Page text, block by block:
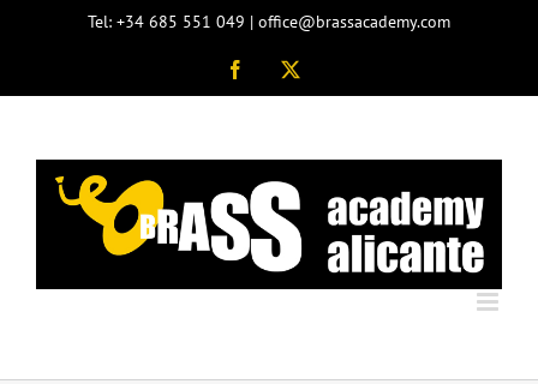
Tel: +34 685 551 049 | office@brassacademy.com
Facebook